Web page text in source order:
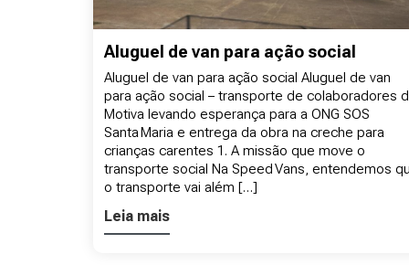
Aluguel de van para ação social
Aluguel de van para ação social Aluguel de van
para ação social – transporte de colaboradores
Motiva levando esperança para a ONG SOS
Santa Maria e entrega da obra na creche para
crianças carentes 1. A missão que move o
transporte social Na Speed Vans, entendemos
o transporte vai além […]
Leia mais